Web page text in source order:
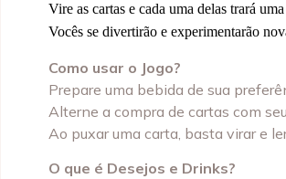
Vire as cartas e cada uma delas trará
Vocês se divertirão e experimentarão
Como usar o Jogo?
Prepare uma bebida de sua
Alterne a compra de cartas com
Ao puxar uma carta, basta virar e
O que é Desejos e Drinks?